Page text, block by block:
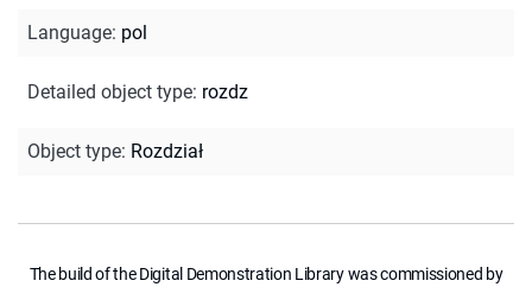
Language: pol
Detailed object type: rozdz
Object type: Rozdział
The build of the Digital Demonstration Library was commissioned by